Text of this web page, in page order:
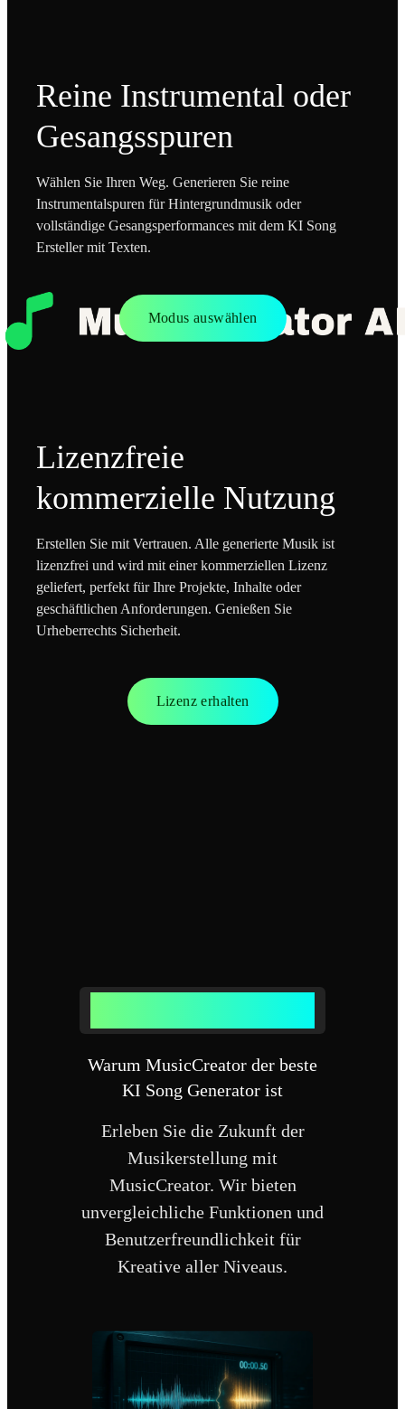
Reine Instrumental oder
Gesangsspuren
Wählen Sie Ihren Weg. Generieren Sie reine
Instrumentalspuren für Hintergrundmusik oder
vollständige Gesangsperformances mit dem KI Song
Ersteller mit Texten.
Modus auswählen
Lizenzfreie
kommerzielle Nutzung
Erstellen Sie mit Vertrauen. Alle generierte Musik ist
lizenzfrei und wird mit einer kommerziellen Lizenz
geliefert, perfekt für Ihre Projekte, Inhalte oder
geschäftlichen Anforderungen. Genießen Sie
Urheberrechts Sicherheit.
Lizenz erhalten
Warum MusicCreator der beste
KI Song Generator ist
Erleben Sie die Zukunft der
Musikerstellung mit
MusicCreator. Wir bieten
unvergleichliche Funktionen und
Benutzerfreundlichkeit für
Kreative aller Niveaus.